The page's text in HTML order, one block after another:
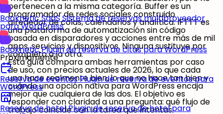
Booknetic SaaSSistema de reservas multiproveedor
para WordPress
BookneticPlugin de reserva de citas para WordPress
Próximamente
Reserva de eventos Plugin de reserva de eventos para
WordPress
Reserva de hotelPlugin de reserva de hotel para
pertenecen a la misma categoría. Buffer es un
programador de redes sociales construido
alrededor de colas, calendarios y analítica. IFTTT es
una plataforma de automatización sin código
basada en disparadores y acciones entre más de mil
apps, servicios y dispositivos. Ninguna sustituye por
completo a la otra.
Esta guía compara ambas herramientas por caso
de uso, con precios actuales de 2026, lo que cada
una hace realmente bien, lo que no hace tan bien y
cuándo una opción nativa para WordPress encaja
mejor que cualquiera de las dos. El objetivo es
responder con claridad a una pregunta: qué flujo de
trabajo coincide con la tarea que intentas